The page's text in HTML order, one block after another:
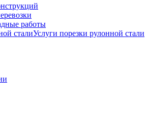
работы
Услуги порезки рулонной стали